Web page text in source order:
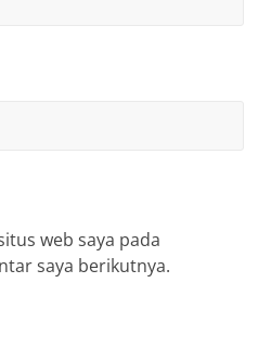
web saya pada
saya berikutnya.